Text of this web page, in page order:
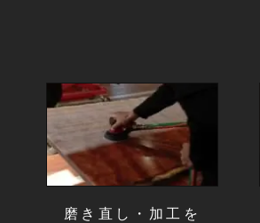
磨き直し・加工を